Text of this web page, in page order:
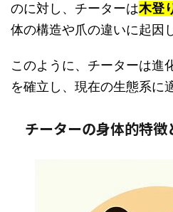
のに対し、チーターは木登
体の構造や爪の違いに起因
このように、チーターは進
を確立し、現在の生態系に
チーターの身体的特徴